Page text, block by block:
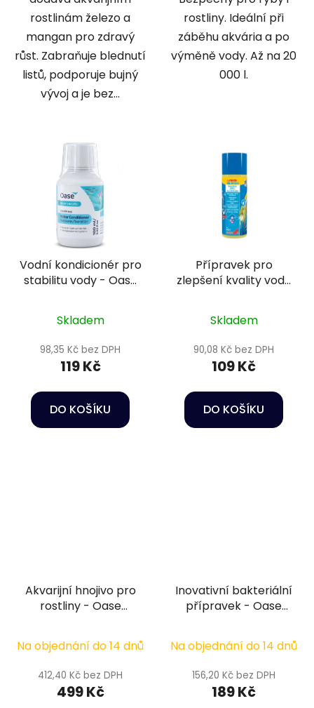
rostlinám železo a
mangan pro zdravý
růst. Zabraňuje blednutí
listů, podporuje bujný
vývoj a je bez...
rostliny. Ideální při
záběhu akvária a po
výměně vody. Až na 20
000 l.
Vodní kondicionér pro
stabilitu vody - Oase
Skladem
98,35 Kč bez DPH
119 Kč
DO KOŠÍKU
Přípravek pro
zlepšení kvality vody
Skladem
90,08 Kč bez DPH
109 Kč
DO KOŠÍKU
Akvarijní hnojivo pro
rostliny - Oase
Fertilizer 20 Tab.
Na objednání do 14 dnů
412,40 Kč bez DPH
499 Kč
Inovativní bakteriální
přípravek - Oase
Bacteria 100 g
Na objednání do 14 dnů
156,20 Kč bez DPH
189 Kč